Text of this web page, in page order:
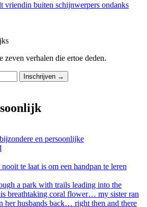
vriendin buiten schijnwerpers ondanks
verhalen die ertoe deden.
Inschrijven →
en persoonlijke
te laat is om een handpan te leren